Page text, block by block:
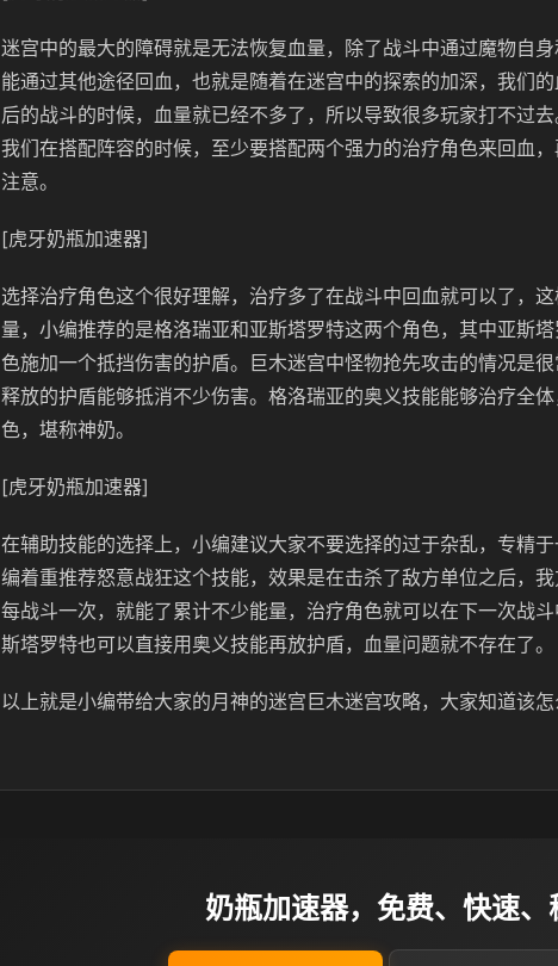
迷宫中的最大的障碍就是无法恢复血量，除了战斗中通过魔物自
能通过其他途径回血，也就是随着在迷宫中的探索的加深，我们
后的战斗的时候，血量就已经不多了，所以导致很多玩家打不过
我们在搭配阵容的时候，至少要搭配两个强力的治疗角色来回血
注意。
[虎牙奶瓶加速器]
选择治疗角色这个很好理解，治疗多了在战斗中回血就可以了，
量，小编推荐的是格洛瑞亚和亚斯塔罗特这两个角色，其中亚斯
色施加一个抵挡伤害的护盾。巨木迷宫中怪物抢先攻击的情况是
释放的护盾能够抵消不少伤害。格洛瑞亚的奥义技能能够治疗全
色，堪称神奶。
[虎牙奶瓶加速器]
在辅助技能的选择上，小编建议大家不要选择的过于杂乱，专精
编着重推荐怒意战狂这个技能，效果是在击杀了敌方单位之后，
每战斗一次，就能了累计不少能量，治疗角色就可以在下一次战
斯塔罗特也可以直接用奥义技能再放护盾，血量问题就不存在了。
以上就是小编带给大家的月神的迷宫巨木迷宫攻略，大家知道该怎
奶瓶加速器，免费、快速、